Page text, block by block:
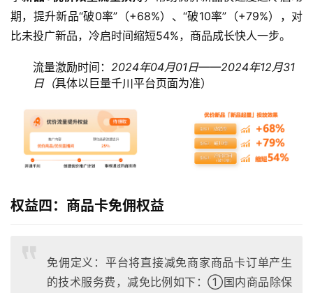
期，提升新品“破0率”（+68%）、“破10率”（+79%），对
比未投广新品，冷启时间缩短54%，商品成长快人一步。
流量激励时间： 2024年04月01日——2024年12月31
日（具体以巨量千川平台页面为准）
权益四：商品卡免佣权益
免佣定义：平台将直接减免商家商品卡订单产生
的技术服务费，减免比例如下：①国内商品除保